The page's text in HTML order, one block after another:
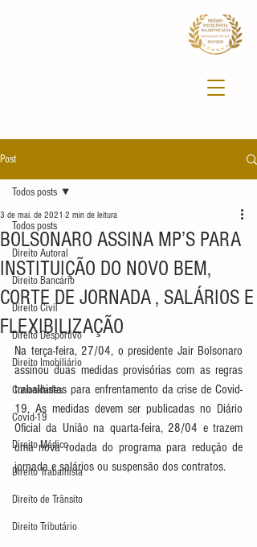
Post
Todos posts
Direito Autoral
Direito Bancário
Direito Civil
Direito Desportivo
Direito Imobiliário
Curiosidades
Covid-19
Direito Médico
Direito Trabalhista
Direito de Trânsito
Direito Tributário
Todos posts
BOLSONARO ASSINA MP’S PARA
INSTITUIÇÃO DO NOVO BEM,
CORTE DE JORNADA , SALÁRIOS E
FLEXIBILIZAÇÃO
3 de mai. de 2021 2 min de leitura
Na terça-feira, 27/04, o presidente Jair Bolsonaro
assinou duas medidas provisórias com as regras
trabalhistas para enfrentamento da crise de Covid-
19. As medidas devem ser publicadas no Diário
Oficial da União na quarta-feira, 28/04 e trazem
uma nova rodada do programa para redução de
jornada e salários ou suspensão dos contratos.